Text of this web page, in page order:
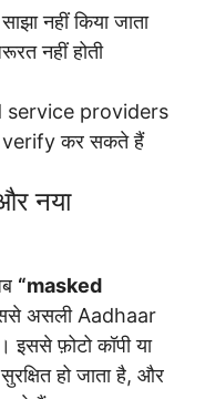
नहीं किया जाता
नहीं होती
service providers
verify कर सकते हैं
नया
“masked
असली Aadhaar
इससे फ़ोटो कॉपी या
हो जाता है, और